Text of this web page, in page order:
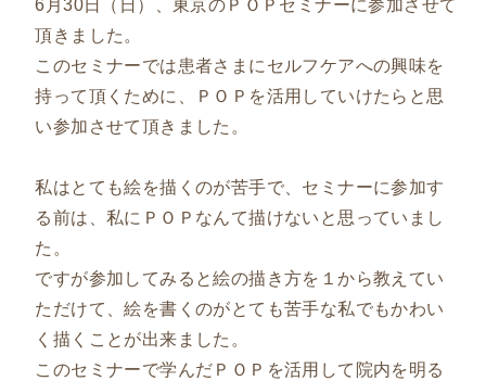
6月30日（日）、東京のＰＯＰセミナーに参加させて
頂きました。
このセミナーでは患者さまにセルフケアへの興味を
持って頂くために、ＰＯＰを活用していけたらと思
い参加させて頂きました。
私はとても絵を描くのが苦手で、セミナーに参加す
る前は、私にＰＯＰなんて描けないと思っていまし
た。
ですが参加してみると絵の描き方を１から教えてい
ただけて、絵を書くのがとても苦手な私でもかわい
く描くことが出来ました。
このセミナーで学んだＰＯＰを活用して院内を明る